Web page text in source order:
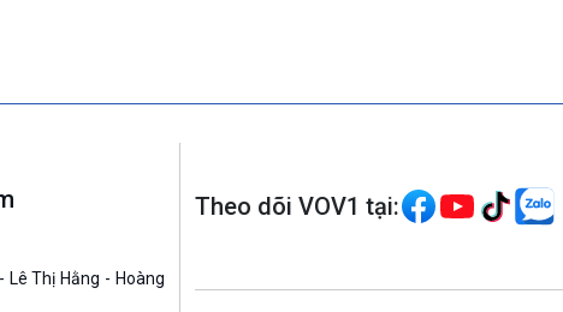
Lê Thị Hằng - Hoàng
Theo dõi VOV1 tại: